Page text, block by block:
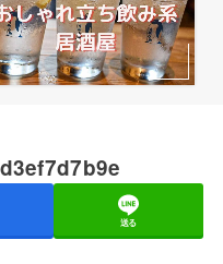
送る